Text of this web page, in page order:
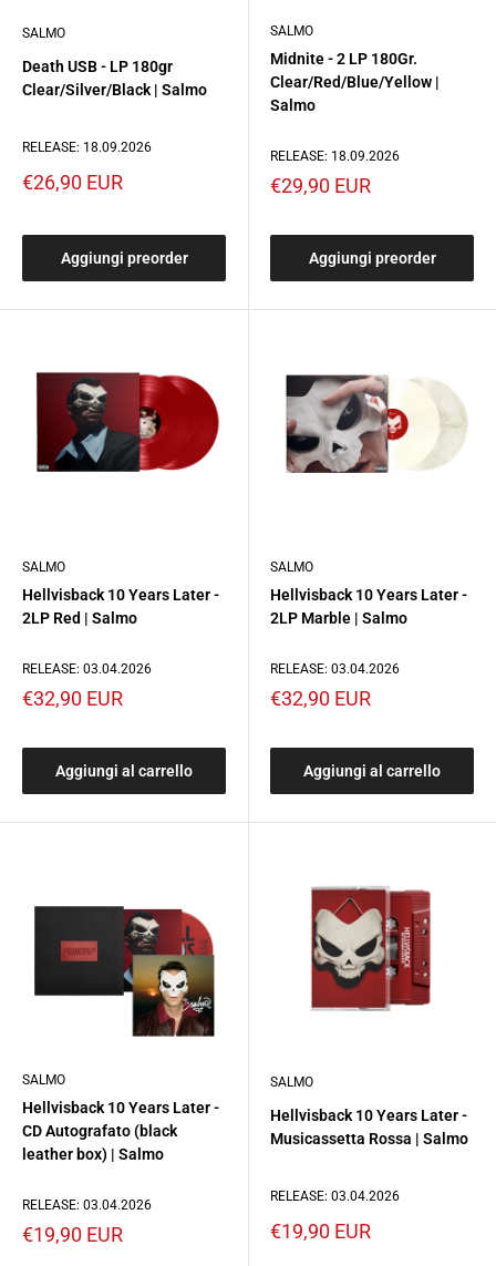
SALMO
Death USB - LP 180gr
Clear/Silver/Black | Salmo
RELEASE: 18.09.2026
Prezzo
€26,90 EUR
Aggiungi preorder
SALMO
Midnite - 2 LP 180Gr.
Clear/Red/Blue/Yellow |
Salmo
RELEASE: 18.09.2026
Prezzo
€29,90 EUR
Aggiungi preorder
SALMO
Hellvisback 10 Years Later -
2LP Red | Salmo
RELEASE: 03.04.2026
Prezzo
€32,90 EUR
Aggiungi al carrello
SALMO
Hellvisback 10 Years Later -
2LP Marble | Salmo
RELEASE: 03.04.2026
Prezzo
€32,90 EUR
Aggiungi al carrello
SALMO
Hellvisback 10 Years Later -
CD Autografato (black
leather box) | Salmo
RELEASE: 03.04.2026
Prezzo
€19,90 EUR
SALMO
Hellvisback 10 Years Later -
Musicassetta Rossa | Salmo
RELEASE: 03.04.2026
Prezzo
€19,90 EUR